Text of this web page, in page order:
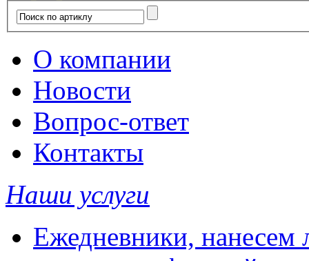
О компании
Новости
Вопрос-ответ
Контакты
Наши услуги
Ежедневники, нанесем